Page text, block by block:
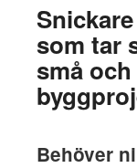
som tar
små
Behöver